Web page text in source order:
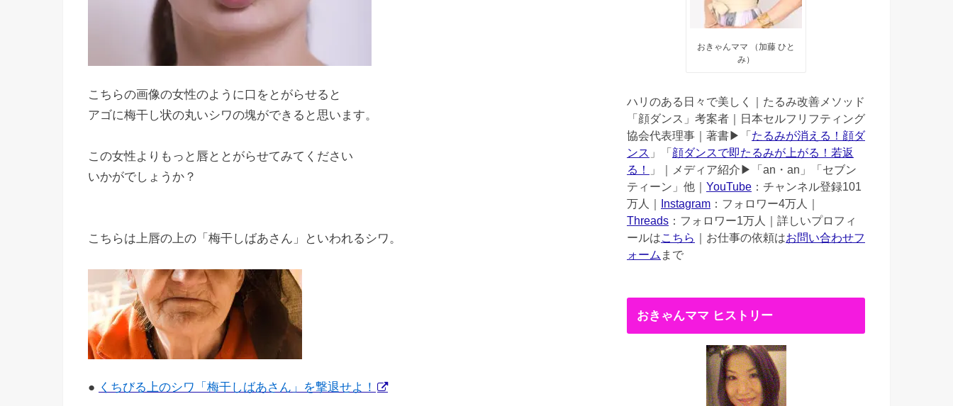
こちらの画像の女性のように口をとがらせると
アゴに梅干し状の丸いシワの塊ができると思います。
この女性よりもっと唇ととがらせてみてください
いかがでしょうか？
こちらは上唇の上の「梅干しばあさん」といわれるシワ。
● くちびる上のシワ「梅干しばあさん」を撃退せよ！
おきゃんママ （加藤 ひと
み）
ハリのある日々で美しく｜たるみ改善メソッド
「顔ダンス」考案者｜日本セルフリフティング
協会代表理事｜著書▶︎「 たるみが消える！顔ダ
ンス 」「 顔ダンスで即たるみが上がる！若返
る！
」｜メディア紹介▶︎「an・an」「セブン
ティーン」他｜ YouTube ：チャンネル登録101
万人｜
Instagram ：フォロワー4万人｜
Threads ：フォロワー1万人｜詳しいプロフィ
ールはこちら ｜お仕事の依頼はお問い合わせフ
ォーム まで
おきゃんママ ヒストリー